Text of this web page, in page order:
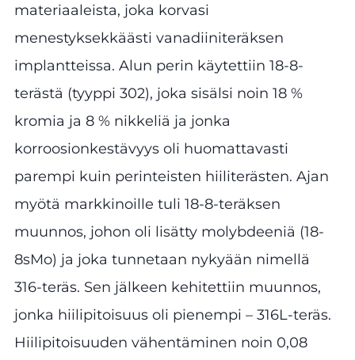
materiaaleista, joka korvasi
menestyksekkäästi vanadiiniteräksen
implantteissa. Alun perin käytettiin 18-8-
terästä (tyyppi 302), joka sisälsi noin 18 %
kromia ja 8 % nikkeliä ja jonka
korroosionkestävyys oli huomattavasti
parempi kuin perinteisten hiiliterästen. Ajan
myötä markkinoille tuli 18-8-teräksen
muunnos, johon oli lisätty molybdeeniä (18-
8sMo) ja joka tunnetaan nykyään nimellä
316-teräs. Sen jälkeen kehitettiin muunnos,
jonka hiilipitoisuus oli pienempi – 316L-teräs.
Hiilipitoisuuden vähentäminen noin 0,08